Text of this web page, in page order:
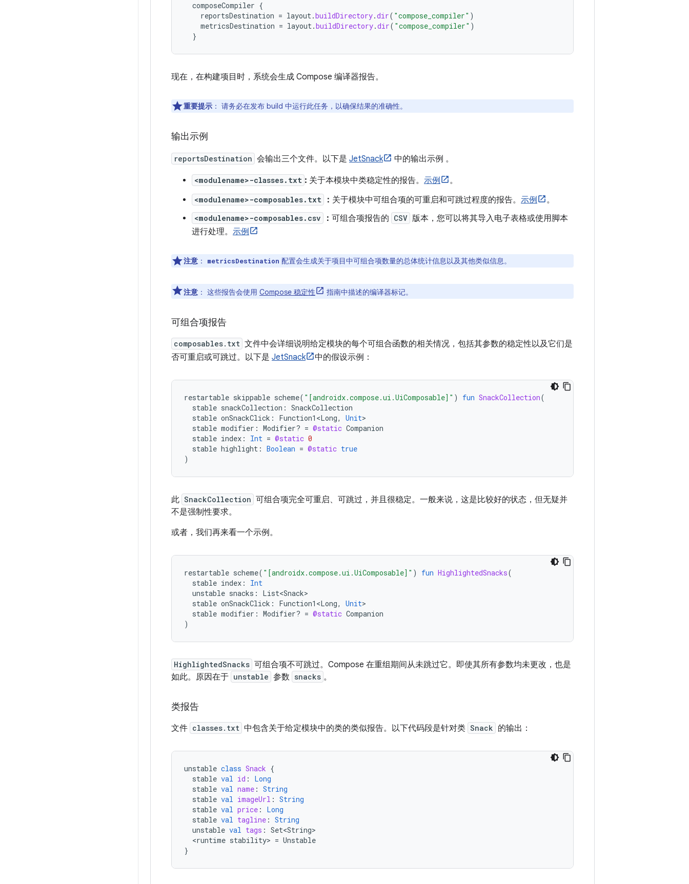
composeCompiler {
reportsDestination = layout.buildDirectory.dir( "compose_compiler" )
metricsDestination = layout.buildDirectory.dir( "compose_compiler" )
}
现在，在构建项目时，系统会生成 Compose 编译器报告。
重要提示 ： 请务必在发布 build 中运行此任务，以确保结果的准确性。
输出示例
reportsDestination 会输出三个文件。以下是 JetSnack 中的输出示例 。
<modulename>-classes.txt : 关于本模块中类稳定性的报告。 示例 。
<modulename>-composables.txt ： 关于模块中可组合项的可重启和可跳过程度的报告。 示例 。
<modulename>-composables.csv ： 可组合项报告的 CSV 版本，您可以将其导入电子表格或使用脚本
进行处理。 示例
注意 ： metricsDestination 配置会生成关于项目中可组合项数量的总体统计信息以及其他类似信息。
注意 ： 这些报告会使用 Compose 稳定性 指南中描述的编译器标记。
可组合项报告
composables.txt 文件中会详细说明给定模块的每个可组合函数的相关情况，包括其参数的稳定性以及它们是
否可重启或可跳过。以下是 JetSnack 中的假设示例：
restartable skippable scheme( "[androidx.compose.ui.UiComposable]" ) fun SnackCollection(
stable snackCollection : SnackCollection
stable onSnackClick : Function1<Long, Unit
stable modifier : Modifier? = @static Companion
stable index : Int = @static 0
stable highlight : Boolean = @static true
)
此 SnackCollection 可组合项完全可重启、可跳过，并且很稳定。一般来说，这是比较好的状态，但无疑并
不是强制性要求。
或者，我们再来看一个示例。
restartable scheme( "[androidx.compose.ui.UiComposable]" ) fun HighlightedSnacks(
stable index :
Int
unstable snacks :
List<Snack>
stable onSnackClick : Function1<Long, Unit
stable modifier : Modifier? = @static Companion
)
HighlightedSnacks 可组合项不可跳过。Compose 在重组期间从未跳过它。即使其所有参数均未更改，也是
如此。原因在于 unstable 参数 snacks 。
类报告
文件 classes.txt 中包含关于给定模块中的类的类似报告。以下代码段是针对类 Snack 的输出：
unstable class Snack {
stable val id :
Long
stable val name : String
stable val imageUrl : String
stable val price :
Long
stable val tagline : String
unstable val tags : Set<String>
<runtime stability> = Unstable
}